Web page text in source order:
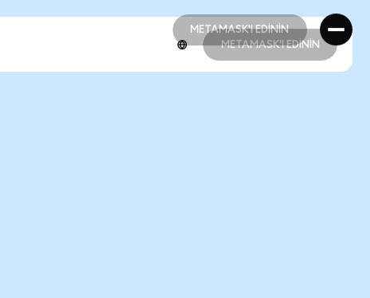
METAMASK'I EDİNİN
METAMASK'I EDİNİN
METAMASK'I EDİNİN